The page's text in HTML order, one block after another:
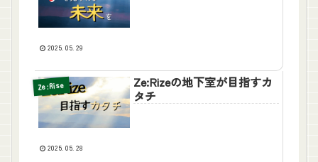
2025.05.29
Ze:Rise
Ze:Rizeの地下室が目指すカ
タチ
2025.05.28